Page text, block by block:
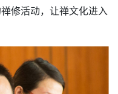
修活动，让禅文化进入